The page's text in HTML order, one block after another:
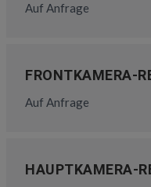
Auf Anfrage
FRONTKAMERA-
Auf Anfrage
HAUPTKAMERA-